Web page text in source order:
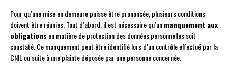
Pour qu’une mise en demeure puisse être prononcée, plusieurs conditions
doivent être réunies. Tout d’abord, il est nécessaire qu’unmanquement aux
obligations en matière de protection des données personnelles soit
constaté. Ce manquement peut être identifié lors d’un contrôle effectué par la
CNIL ou suite à une plainte déposée par une personne concernée.